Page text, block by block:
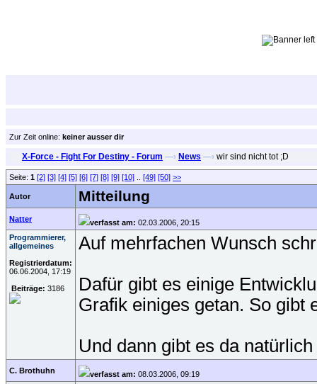
Zur Zeit online: keiner ausser dir
X-Force - Fight For Destiny - Forum —› News —› wir sind nicht tot ;D
Seite: 1 [2] [3] [4] [5] [6] [7] [8] [9] [10] [49] [50] >>
Autor Mitteilung
Natter verfasst am: 02.03.2006, 20:15
Programmierer,
allgemeines
Registrierdatum:
06.06.2004, 17:19
Beiträge: 3186
Auf mehrfachen Wunsch
Dafür gibt es einige
Grafik einiges getan. So gibt
Und dann gibt es da
C. Brothuhn verfasst am: 08.03.2006, 09:19